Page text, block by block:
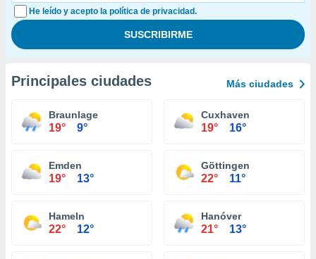
He leído y acepto la política de privacidad.
Principales ciudades Más ciudades
Braunlage
19° 9°
Cuxhaven
19° 16°
Emden
19° 13°
Göttingen
22° 11°
Hameln
22° 12°
Hanóver
21° 13°